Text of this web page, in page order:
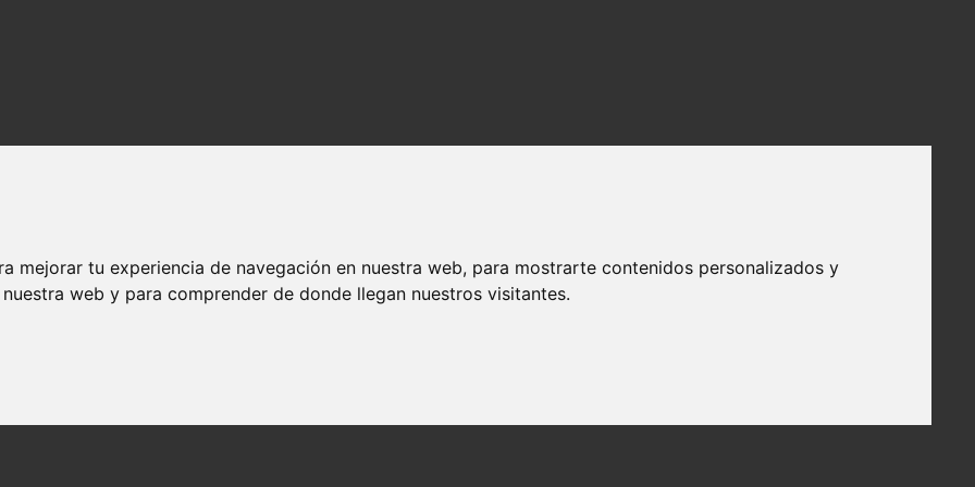
mejorar tu experiencia de navegación en nuestra web, para mostrarte contenidos personalizados y
web y para comprender de donde llegan nuestros visitantes.